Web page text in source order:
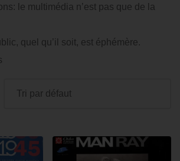
le multimédia n’est pas que de la
quel qu’il soit, est éphémère.